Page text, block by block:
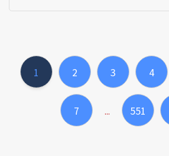
1 2 3 4
7 ... 551